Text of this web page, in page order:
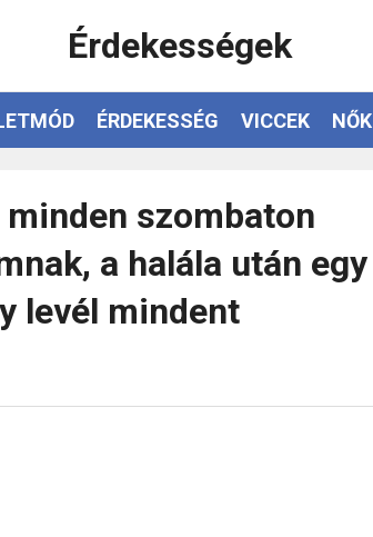
Érdekességek
ÉRDEKESSÉG VICCEK NŐK
szombaton
a halála után egy
levél mindent